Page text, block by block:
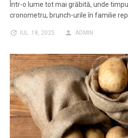
Într-o lume tot mai grăbită, unde
cronometru, brunch-urile în familie
IUL. 18, 2025 ADMIN